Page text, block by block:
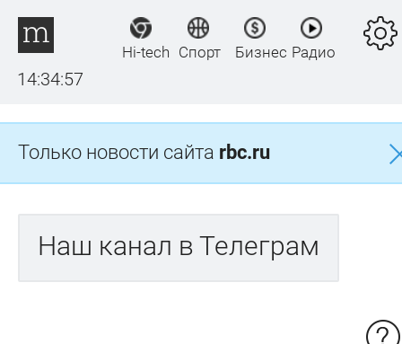
14:34:57
Hi-tech Спорт Бизнес Радио
Только новости сайта rbc.ru
Наш канал в Телеграм